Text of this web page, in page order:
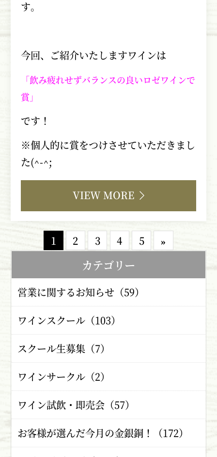
す。
今回、ご紹介いたしますワインは
「飲み疲れせずバランスの良いロゼワインで
賞」
です！
※個人的に賞をつけさせていただきまし
た(^-^;
VIEW MORE
1 2 3 4 5 »
カテゴリー
営業に関するお知らせ（59）
ワインスクール（103）
スクール生募集（7）
ワインサークル（2）
ワイン試飲・即売会（57）
お客様が選んだ今月の金銀銅！（172）